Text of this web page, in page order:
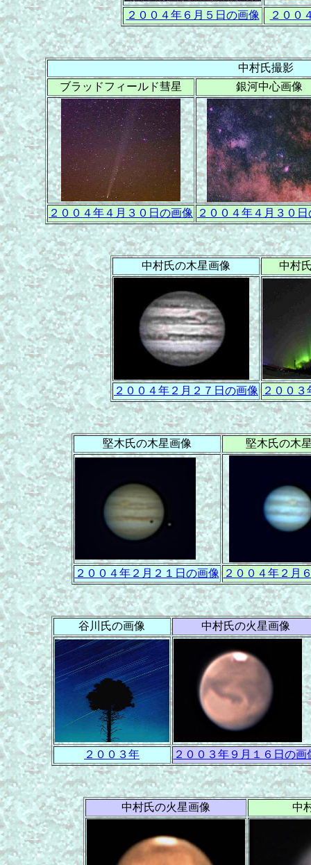
２００４年６月５日の画像 ２００
中村氏撮影
ブラッドフィールド彗星
銀河中心画像
２００４年４月３０日の画像 ２００４年４月３０
中村氏の木星画像 中村
２００４年２月２７日の画像 ２００
堅木氏の木星画像 堅木氏の木
２００４年２月２１日の画像 ２００４年２月
谷川氏の画像 中村氏の火星画像
２００３年 ２００３年９月１６日の画
中村氏の火星画像 中